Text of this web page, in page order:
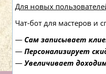
Для новых
Чат-бот для мастеров и
— Сам записывает
— Персонализирует
— Увеличивает